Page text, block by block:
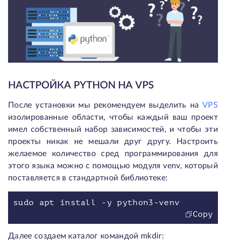
НАСТРОЙКА PYTHON НА VPS
После установки мы рекомендуем выделить наVPS
изолированные области, чтобы каждый ваш проект
имел собственный набор зависимостей, и чтобы эти
проекты никак не мешали друг другу. Настроить
желаемое количество сред программирования для
этого языка можно с помощью модуля venv, который
поставляется в стандартной библиотеке:
Copy
Далее создаем каталог командой mkdir: